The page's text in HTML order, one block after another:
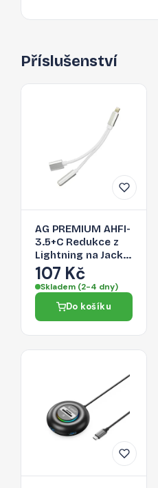
Příslušenství
AG PREMIUM AHFI-
3.5+C Redukce z
Lightning na Jack
3,5/Lightning,
stříbrná
107 Kč
Skladem (2-4 dny)
Do košíku